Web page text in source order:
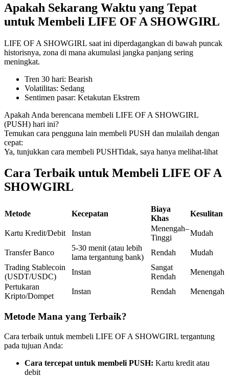
USDC Berjangka
Kontrak berjangka menggunakan USDC sebagai jaminannya
Bergabunglah dengan pedagang top
Menjadi Pedagang Salinan
Nikmati pembagian keuntungan dan komisi copy trading
Apakah Sekarang Waktu yang Tepat
untuk Membeli LIFE OF A SHOWGIRL
LIFE OF A SHOWGIRL saat ini diperdagangkan di bawah puncak
historisnya, zona di mana akumulasi jangka panjang sering
meningkat.
Tren 30 hari: Bearish
Volatilitas: Sedang
Sentimen pasar: Ketakutan Ekstrem
Apakah Anda berencana membeli LIFE OF A SHOWGIRL
(PUSH) hari ini?
Temukan cara pengguna lain membeli PUSH dan mulailah dengan
cepat:
Ya, tunjukkan cara membeli PUSHTidak, saya hanya melihat-lihat
Cara Terbaik untuk Membeli LIFE OF A
SHOWGIRL
Metode Kecepatan
Biaya
Khas
Kesulitan
Kartu Kredit/Debit Instan
Menengah–
Tinggi
Mudah
Transfer Banco
5-30 menit (atau lebih
lama tergantung bank)
Rendah
Mudah
Trading Stablecoin
(USDT/USDC)
Instan
Sangat
Rendah
Menengah
Pertukaran
Kripto/Dompet
Instan Rendah Menengah
Metode Mana yang Terbaik?
Cara terbaik untuk membeli LIFE OF A SHOWGIRL tergantung
pada tujuan Anda:
Cara tercepat untuk membeli PUSH: Kartu kredit atau
debit